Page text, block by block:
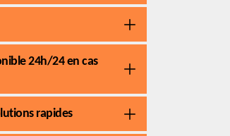
24h/24 en cas
rapides